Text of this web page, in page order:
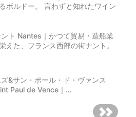
ボルドー。 言わずと知れたワイン
ト Nantes｜かつて貿易・造船業
えた、フランス西部の街ナント。
&サン・ポール・ド・ヴァンス
Paul de Vence｜…